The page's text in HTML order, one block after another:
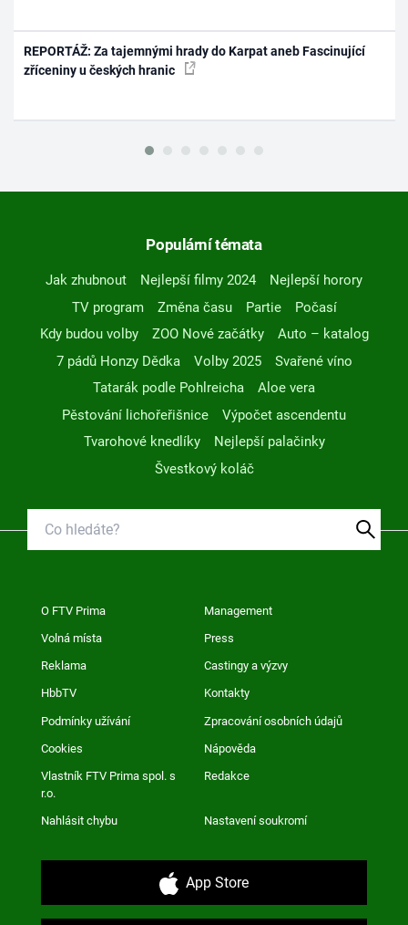
REPORTÁŽ: Za tajemnými hrady do Karpat aneb Fascinující
zříceniny u českých hranic
Populární témata
Jak zhubnout Nejlepší filmy 2024
Nejlepší horory
TV program
Změna času Partie
Počasí
Kdy budou volby
ZOO Nové začátky
Auto – katalog
7 pádů Honzy Dědka
Volby 2025
Svařené víno
Tatarák podle Pohlreicha
Aloe vera
Pěstování lichořeřišnice
Výpočet ascendentu
Tvarohové knedlíky
Nejlepší palačinky
Švestkový koláč
O FTV Prima Management
Volná místa Press
Reklama Castingy a výzvy
HbbTV Kontakty
Podmínky užívání Zpracování osobních údajů
Cookies Nápověda
Vlastník FTV Prima spol. s
r.o.
Redakce
Nahlásit chybu Nastavení soukromí
App Store